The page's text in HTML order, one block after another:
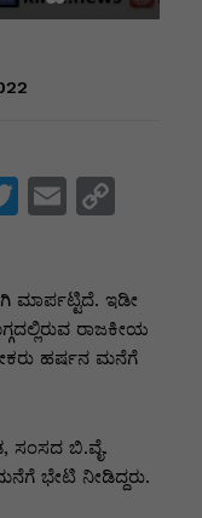
T
er
E
l
y
Li
ಮಾರ್ಪಟ್ಟಿದೆ. ಇಡೀ
ರಾಜಕೀಯ
ಹರ್ಷನ ಮನೆಗೆ
ಬಿ.ವೈ‌.
ಭೇಟಿ ನೀಡಿದ್ದರು.